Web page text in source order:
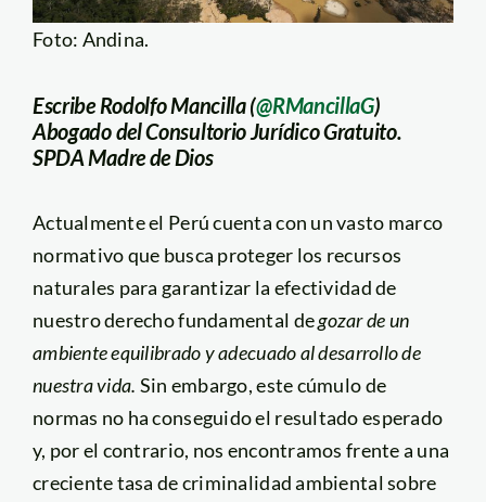
Foto: Andina.
Escribe Rodolfo Mancilla (@RMancillaG)
Abogado del Consultorio Jurídico Gratuito.
SPDA Madre de Dios
Actualmente el Perú cuenta con un vasto marco
normativo que busca proteger los recursos
naturales para garantizar la efectividad de
nuestro derecho fundamental degozar de un
ambiente equilibrado y adecuado al desarrollo de
nuestra vida. Sin embargo, este cúmulo de
normas no ha conseguido el resultado esperado
y, por el contrario, nos encontramos frente a una
creciente tasa de criminalidad ambiental sobre